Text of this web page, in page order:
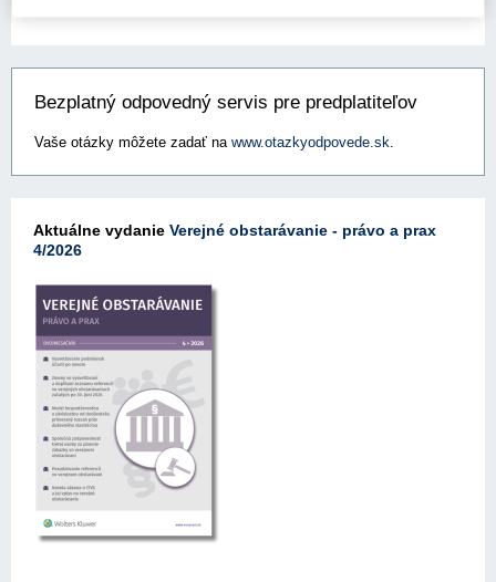
Bezplatný odpovedný servis pre predplatiteľov
Vaše otázky môžete zadať na www.otazkyodpovede.sk.
Aktuálne vydanie Verejné obstarávanie - právo a prax
4/2026